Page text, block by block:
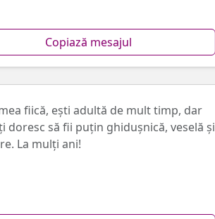
Copiază mesajul
fiică, ești adultă de mult timp, dar
doresc să fii puțin ghiduşnică, veselă și
La mulţi ani!